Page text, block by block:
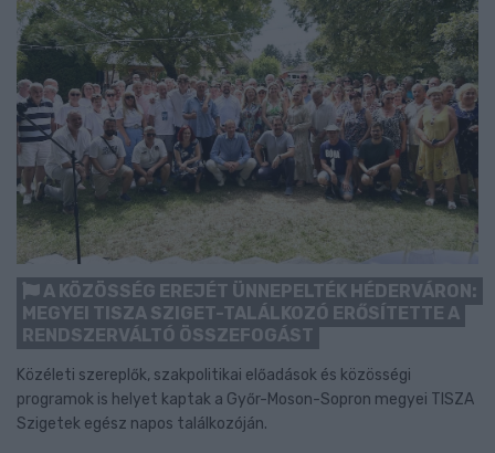
A KÖZÖSSÉG EREJÉT ÜNNEPELTÉK HÉDERVÁRON:
MEGYEI TISZA SZIGET-TALÁLKOZÓ ERŐSÍTETTE A
RENDSZERVÁLTÓ ÖSSZEFOGÁST
Közéleti szereplők, szakpolitikai előadások és közösségi
programok is helyet kaptak a Győr-Moson-Sopron megyei TISZA
Szigetek egész napos találkozóján.